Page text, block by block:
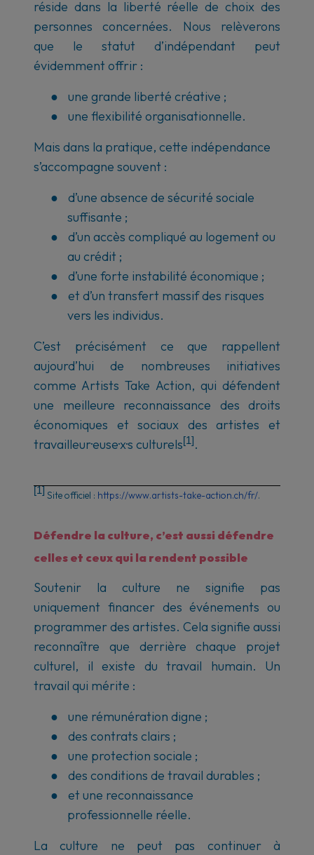
réside dans la liberté réelle de choix des
personnes concernées. Nous relèverons
que le statut d’indépendant peut
évidemment offrir :
●
une grande liberté créative ;
●
une flexibilité organisationnelle.
Mais dans la pratique, cette indépendance
s’accompagne souvent :
●
d’une absence de sécurité sociale
suffisante ;
●
d’un accès compliqué au logement ou
au crédit ;
●
d’une forte instabilité économique ;
●
et d’un transfert massif des risques
vers les individus.
C’est précisément ce que rappellent
aujourd’hui de nombreuses initiatives
comme Artists Take Action, qui défendent
une meilleure reconnaissance des droits
économiques et sociaux des artistes et
travailleur·euse·x·s culturels[1] .
[1] Site officiel : https://www.artists-take-action.ch/fr/.
Défendre la culture, c’est aussi défendre
celles et ceux qui la rendent possible
Soutenir la culture ne signifie pas
uniquement financer des événements ou
programmer des artistes. Cela signifie aussi
reconnaître que derrière chaque projet
culturel, il existe du travail humain. Un
travail qui mérite :
●
une rémunération digne ;
●
des contrats clairs ;
●
une protection sociale ;
●
des conditions de travail durables ;
●
et une reconnaissance
professionnelle réelle.
La culture ne peut pas continuer à